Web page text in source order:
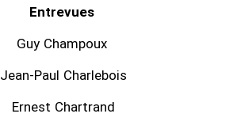
Entrevues
Guy Champoux
Jean-Paul Charlebois
Ernest Chartrand